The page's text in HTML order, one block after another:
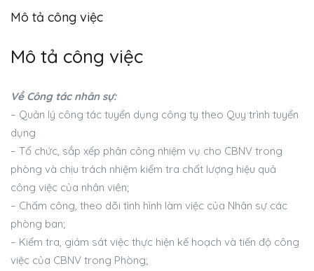
Mô tả công việc
Mô tả công việc
Về Công tác nhân sự:
– Quản lý công tác tuyển dụng công ty theo Quy trình tuyển
dụng
– Tổ chức, sắp xếp phân công nhiệm vụ cho CBNV trong
phòng và chịu trách nhiệm kiểm tra chất lượng hiệu quả
công việc của nhân viên;
– Chấm công, theo dõi tình hình làm việc của Nhân sự các
phòng ban;
– Kiểm tra, giám sát việc thực hiện kế hoạch và tiến độ công
việc của CBNV trong Phòng;